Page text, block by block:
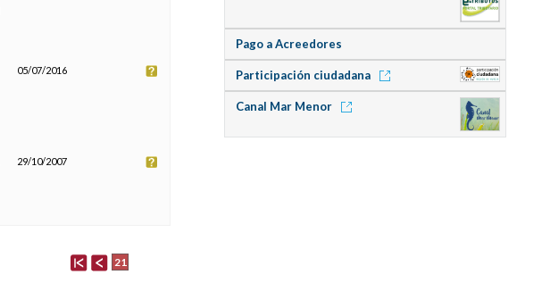
05/07/2016
29/10/2007
21
Pago a Acreedores
Participación ciudadana
Canal Mar Menor